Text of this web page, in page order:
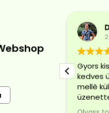
A
Gyors
kedves
mellè